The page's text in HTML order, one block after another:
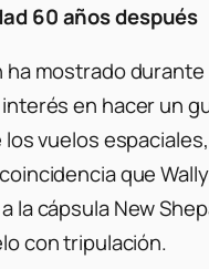
60 años después
ha mostrado
en hacer un
vuelos
que
la cápsula New
con tripulación.